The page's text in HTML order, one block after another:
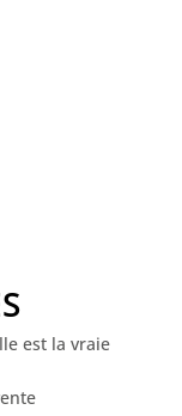
est la vraie